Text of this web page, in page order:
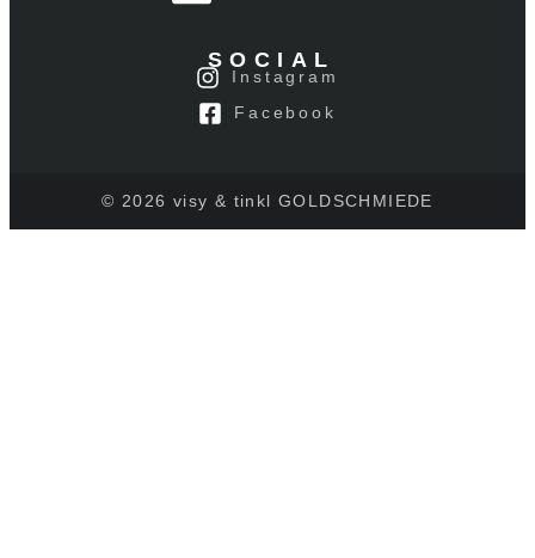
SOCIAL
Instagram
Facebook
© 2026 visy & tinkl GOLDSCHMIEDE